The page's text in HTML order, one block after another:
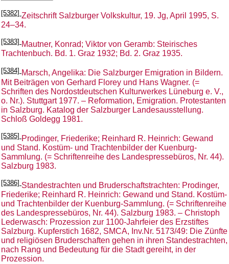
[5382] Zeitschrift Salzburger Volkskultur, 19. Jg, April 1995, S.
24–34.
[5383] Mautner, Konrad; Viktor von Geramb: Steirisches
Trachtenbuch. Bd. 1. Graz 1932; Bd. 2. Graz 1935.
[5384] Marsch, Angelika: Die Salzburger Emigration in Bildern.
Mit Beiträgen von Gerhard Florey und Hans Wagner. (=
Schriften des Nordostdeutschen Kulturwerkes Lüneburg e. V.,
o. Nr.). Stuttgart 1977. – Reformation, Emigration. Protestanten
in Salzburg. Katalog der Salzburger Landesausstellung.
Schloß Goldegg 1981.
[5385] Prodinger, Friederike; Reinhard R. Heinrich: Gewand
und Stand. Kostüm- und Trachtenbilder der Kuenburg-
Sammlung. (= Schriftenreihe des Landespressebüros, Nr. 44).
Salzburg 1983.
[5386] Standestrachten und Bruderschaftstrachten: Prodinger,
Friederike; Reinhard R. Heinrich: Gewand und Stand. Kostüm-
und Trachtenbilder der Kuenburg-Sammlung. (= Schriftenreihe
des Landespressebüros, Nr. 44). Salzburg 1983. – Christoph
Lederwasch: Prozession zur 1100-Jahrfeier des Erzstiftes
Salzburg. Kupferstich 1682, SMCA, Inv.Nr. 5173/49: Die Zünfte
und religiösen Bruderschaften gehen in ihren Standestrachten,
nach Rang und Bedeutung für die Stadt gereiht, in der
Prozession.